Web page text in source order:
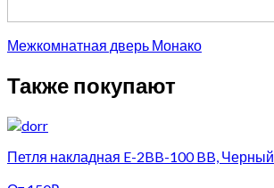
Межкомнатная дверь Монако
Также покупают
Петля накладная E-2BB-100 BB, Черный